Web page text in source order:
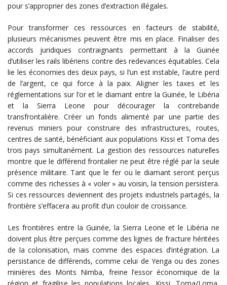
pour s’approprier des zones d’extraction illégales.
Pour transformer ces ressources en facteurs de stabilité,
plusieurs mécanismes peuvent être mis en place. Finaliser des
accords juridiques contraignants permettant à la Guinée
d’utiliser les rails libériens contre des redevances équitables. Cela
lie les économies des deux pays, si l’un est instable, l’autre perd
de l’argent, ce qui force à la paix. Aligner les taxes et les
réglementations sur l’or et le diamant entre la Guinée, le Libéria
et la Sierra Leone pour décourager la contrebande
transfrontalière. Créer un fonds alimenté par une partie des
revenus miniers pour construire des infrastructures, routes,
centres de santé, bénéficiant aux populations Kissi et Toma des
trois pays simultanément. La gestion des ressources naturelles
montre que le différend frontalier ne peut être réglé par la seule
présence militaire. Tant que le fer ou le diamant seront perçus
comme des richesses à « voler » au voisin, la tension persistera.
Si ces ressources deviennent des projets industriels partagés, la
frontière s’effacera au profit d’un couloir de croissance.
Les frontières entre la Guinée, la Sierra Leone et le Libéria ne
doivent plus être perçues comme des lignes de fracture héritées
de la colonisation, mais comme des espaces d’intégration. La
persistance de différends, comme celui de Yenga ou des zones
minières des Monts Nimba, freine l’essor économique de la